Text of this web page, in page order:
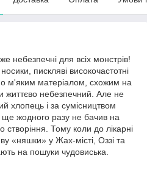
для всіх монстрів!
пискляві високочастотні
м'яким матеріалом, схожим на
життєво небезпечний. Але не
хлопець і за сумісництвом
ще жодного разу не бачив на
створіння. Тому коли до лікарні
«няшки» у Жах-місті, Оззі та
на пошуки чудовиська.